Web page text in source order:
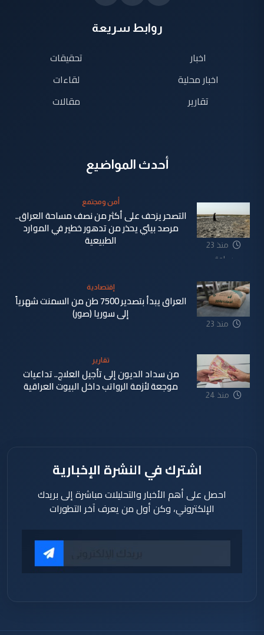
روابط سريعة
اخبار
اخبار محلية
تقارير
تحقيقات
لقاءات
مقالات
أحدث المواضيع
منذ 23
ساعة
أمن ومجتمع
التصحر يزحف على أكثر من نصف مساحة العراق..
مرصد بيئي يحذر من تدهور خطير في الموارد
الطبيعية
منذ 23
إقتصادية
العراق يبدأ بتصدير 7500 طن من السمنت شهرياً
إلى سوريا (صور)
منذ 24
تقارير
من سداد الديون إلى تأجيل العلاج.. تداعيات
موجعة لأزمة الرواتب داخل البيوت العراقية
اشترك في النشرة الإخبارية
احصل على أهم الأخبار والتحليلات مباشرة إلى بريدك
الإلكتروني، وكن أول من يعرف آخر التطورات